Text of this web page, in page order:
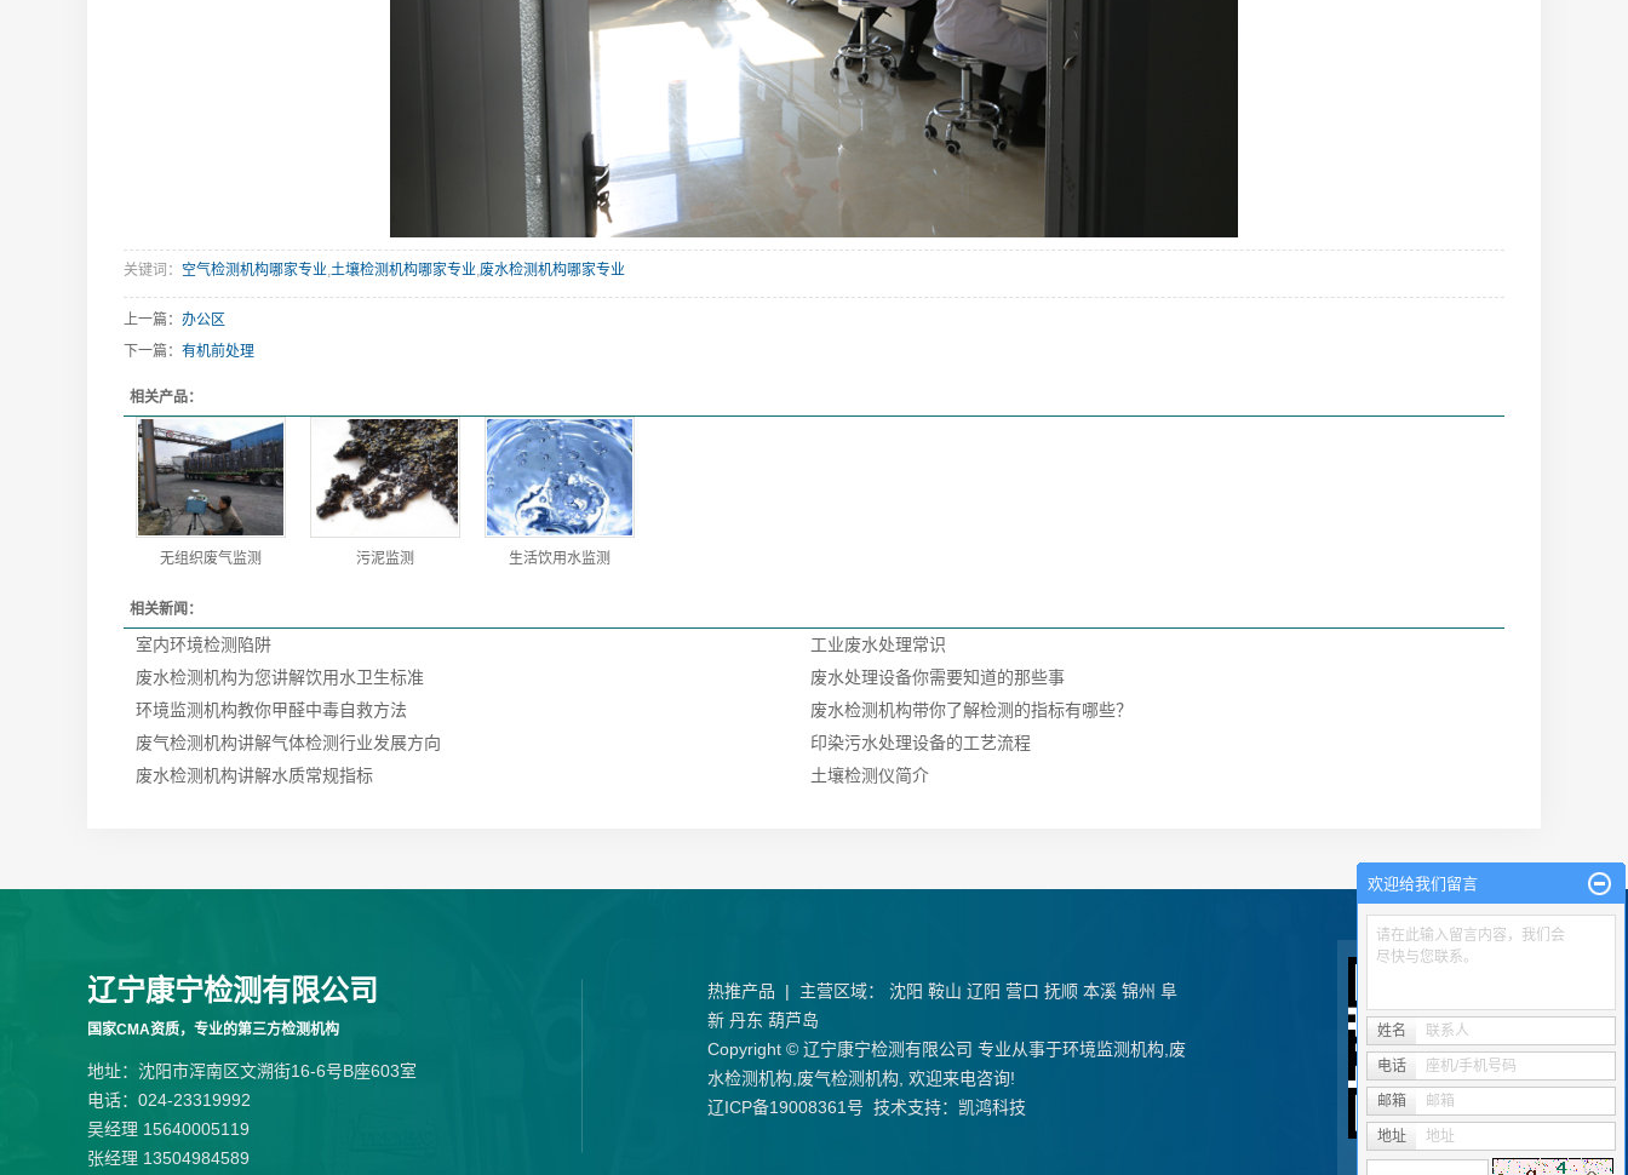
关键词： 空气检测机构哪家专业,土壤检测机构哪家专业,废水检测机构哪家专业
上一篇： 办公区
下一篇： 有机前处理
相关产品：
无组织废气监测 污泥监测 生活饮用水监测
相关新闻：
室内环境检测陷阱
工业废水处理常识
废水检测机构为您讲解饮用水卫生标准
废水处理设备你需要知道的那些事
环境监测机构教你甲醛中毒自救方法
废水检测机构带你了解检测的指标有哪些？
废气检测机构讲解气体检测行业发展方向
印染污水处理设备的工艺流程
废水检测机构讲解水质常规指标
土壤检测仪简介
辽宁康宁检测有限公司
国家CMA资质，专业的第三方检测机构
地址：沈阳市浑南区文溯街16-6号B座603室
电话：024-23319992
吴经理 15640005119
张经理 13504984589
热推产品 | 主营区域： 沈阳 鞍山 辽阳 营口 抚顺 本溪 锦州 阜
新 丹东 葫芦岛
Copyright © 辽宁康宁检测有限公司 专业从事于环境监测机构 废
水检测机构 废气检测机构 , 欢迎来电咨询!
辽ICP备19008361号 技术支持： 凯鸿科技
欢迎给我们留言
请在此输入留言内容，我们会
尽快与您联系。
姓名 联系人
电话 座机/手机号码
邮箱 邮箱
地址 地址